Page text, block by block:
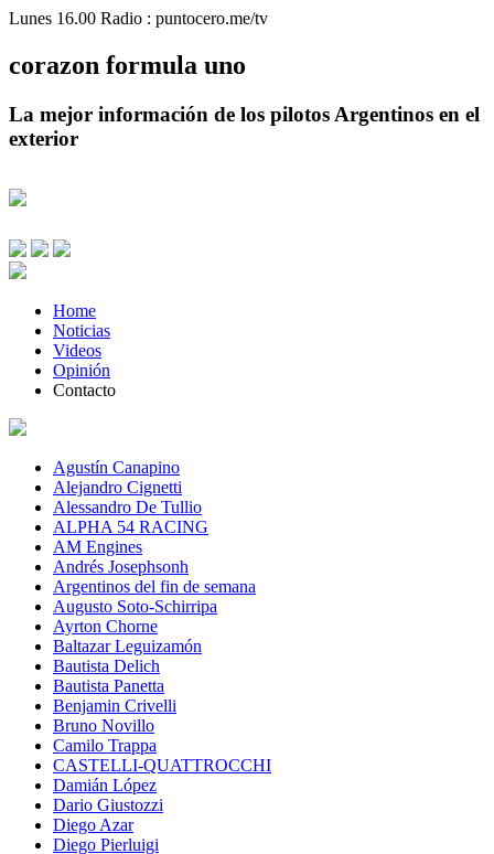
Lunes 16.00 Radio : puntocero.me/tv
corazon formula uno
La mejor información de los pilotos Argentinos en el
exterior
Home
Noticias
Videos
Opinión
Contacto
Agustín Canapino
Alejandro Cignetti
Alessandro De Tullio
ALPHA 54 RACING
AM Engines
Andrés Josephsonh
Argentinos del fin de semana
Augusto Soto-Schirripa
Ayrton Chorne
Baltazar Leguizamón
Bautista Delich
Bautista Panetta
Benjamin Crivelli
Bruno Novillo
Camilo Trappa
CASTELLI-QUATTROCCHI
Damián López
Dario Giustozzi
Diego Azar
Diego Pierluigi